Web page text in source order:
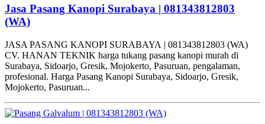
Jasa Pasang Kanopi Surabaya | 081343812803
(WA)
JASA PASANG KANOPI SURABAYA | 081343812803 (WA)
CV. HANAN TEKNIK harga tukang pasang kanopi murah di
Surabaya, Sidoarjo, Gresik, Mojokerto, Pasuruan, pengalaman,
profesional. Harga Pasang Kanopi Surabaya, Sidoarjo, Gresik,
Mojokerto, Pasuruan...